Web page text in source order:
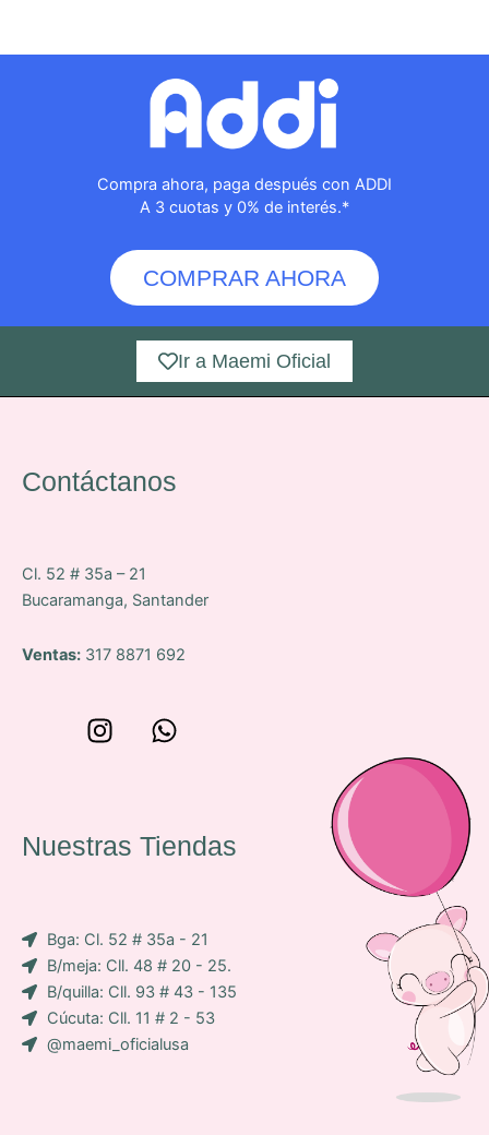
Compra ahora, paga después con ADDI
A 3 cuotas y 0% de interés.*
COMPRAR AHORA
Ir a Maemi Oficial
Contáctanos
Cl. 52 # 35a – 21
Bucaramanga, Santander
Ventas: 317 8871 692
e
p
c
o
n
-
f
I
a
g
m
W
s
a
Nuestras Tiendas
Bga: Cl. 52 # 35a - 21
B/meja: Cll. 48 # 20 - 25.
B/quilla: Cll. 93 # 43 - 135
Cúcuta: Cll. 11 # 2 - 53
@maemi_oficialusa